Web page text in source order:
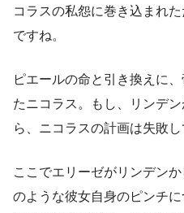
コラスの私怨に巻き込まれ
ですね。
ピエールの命と引き換えに
たニコラス。もし、リンデ
ら、ニコラスの計画は失敗し
ここでエリーゼがリンデン
のような彼女自身のピンチ